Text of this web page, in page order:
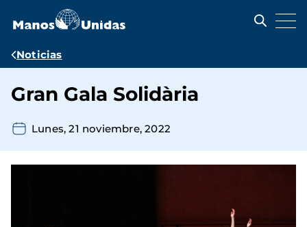
contenido
Ruta
navegación
Noticias
Gran Gala Solidària
Lunes, 21 noviembre, 2022